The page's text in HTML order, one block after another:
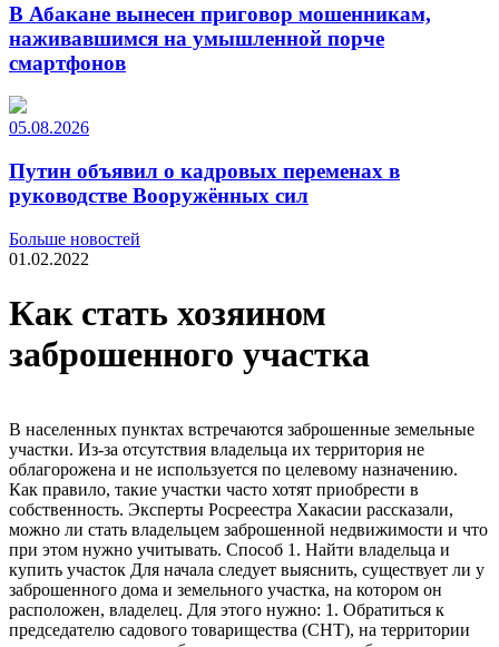
В Абакане вынесен приговор мошенникам,
наживавшимся на умышленной порче
смартфонов
05.08.2026
Путин объявил о кадровых переменах в
руководстве Вооружённых сил
Больше новостей
01.02.2022
Как стать хозяином
заброшенного участка
В населенных пунктах встречаются заброшенные земельные
участки. Из-за отсутствия владельца их территория не
облагорожена и не используется по целевому назначению.
Как правило, такие участки часто хотят приобрести в
собственность. Эксперты Росреестра Хакасии рассказали,
можно ли стать владельцем заброшенной недвижимости и что
при этом нужно учитывать. Способ 1. Найти владельца и
купить участок Для начала следует выяснить, существует ли у
заброшенного дома и земельного участка, на котором он
расположен, владелец. Для этого нужно: 1. Обратиться к
председателю садового товарищества (СНТ), на территории